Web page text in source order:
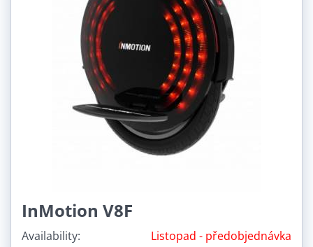
InMotion V8F
Availability: Listopad - předobjednávka